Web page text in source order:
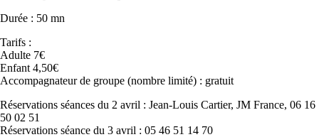
Durée : 50 mn
Tarifs :
Adulte 7€
Enfant 4,50€
Accompagnateur de groupe (nombre limité) : gratuit
Réservations séances du 2 avril : Jean-Louis Cartier, JM France, 06 16
50 02 51
Réservations séance du 3 avril : 05 46 51 14 70